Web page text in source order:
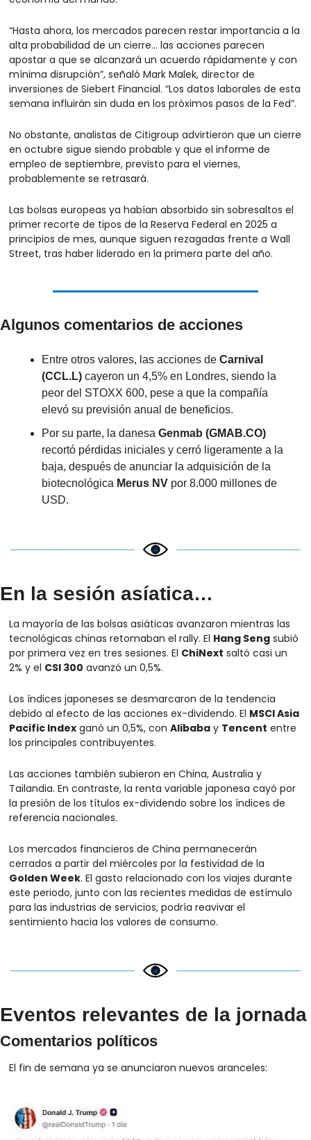
“Hasta ahora, los mercados parecen restar importancia a la
alta probabilidad de un cierre... las acciones parecen
apostar a que se alcanzará un acuerdo rápidamente y con
mínima disrupción”, señaló Mark Malek, director de
inversiones de Siebert Financial. “Los datos laborales de esta
semana influirán sin duda en los próximos pasos de la Fed”.
No obstante, analistas de Citigroup advirtieron que un cierre
en octubre sigue siendo probable y que el informe de
empleo de septiembre, previsto para el viernes,
probablemente se retrasará.
Las bolsas europeas ya habían absorbido sin sobresaltos el
primer recorte de tipos de la Reserva Federal en 2025 a
principios de mes, aunque siguen rezagadas frente a Wall
Street, tras haber liderado en la primera parte del año.
Algunos comentarios de acciones
Entre otros valores, las acciones de Carnival
(CCL.L) cayeron un 4,5% en Londres, siendo la
peor del STOXX 600, pese a que la compañía
elevó su previsión anual de beneficios.
Por su parte, la danesa Genmab (GMAB.CO)
recortó pérdidas iniciales y cerró ligeramente a la
baja, después de anunciar la adquisición de la
biotecnológica Merus NV por 8.000 millones de
USD.
En la sesión asíatica…
La mayoría de las bolsas asiáticas avanzaron mientras las
tecnológicas chinas retomaban el rally. El Hang Seng subió
por primera vez en tres sesiones. El ChiNext saltó casi un
2% y el CSI 300 avanzó un 0,5%.
Los índices japoneses se desmarcaron de la tendencia
debido al efecto de las acciones ex-dividendo. El MSCI Asia
Pacific Index ganó un 0,5%, con Alibaba y Tencent entre
los principales contribuyentes.
Las acciones también subieron en China, Australia y
Tailandia. En contraste, la renta variable japonesa cayó por
la presión de los títulos ex-dividendo sobre los índices de
referencia nacionales.
Los mercados financieros de China permanecerán
Golden Week. El gasto relacionado con los viajes durante
este periodo, junto con las recientes medidas de estímulo
para las industrias de servicios, podría reavivar el
sentimiento hacia los valores de consumo.
Eventos relevantes de la jornada
Comentarios políticos
El fin de semana ya se anunciaron nuevos aranceles: